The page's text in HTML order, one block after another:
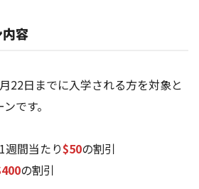
容
22日までに入学される方を対象と
です。
週間当たり$50の割引
の割引